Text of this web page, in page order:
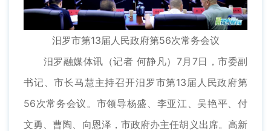
汨罗市第13届人民政府第56次常务会议
汨罗融媒体讯（记者 何静凡）7月7日，市委副
书记、市长马慧主持召开汨罗市第13届人民政府第
56次常务会议。市领导杨盛、李亚江、吴艳平、付
文勇、曹陶、向恩泽，市政府办主任胡义出席。高新